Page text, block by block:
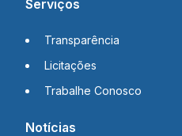
Serviços
Transparência
Licitações
Trabalhe Conosco
Notícias